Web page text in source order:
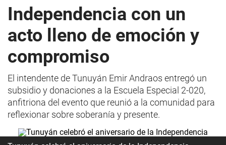
Independencia con un
acto lleno de emoción y
compromiso
El intendente de Tunuyán Emir Andraos entregó un
subsidio y donaciones a la Escuela Especial 2-020,
anfitriona del evento que reunió a la comunidad para
reflexionar sobre soberanía y presente.